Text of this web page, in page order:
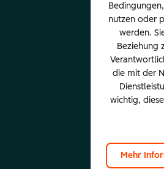
nutzen oder
werden.
Beziehung
die mit der
wichtig,
Mehr